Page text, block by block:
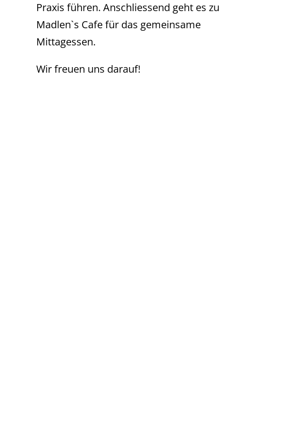
Praxis führen. Anschliessend geht es zu
Madlen`s Cafe für das gemeinsame
Mittagessen.
Wir freuen uns darauf!